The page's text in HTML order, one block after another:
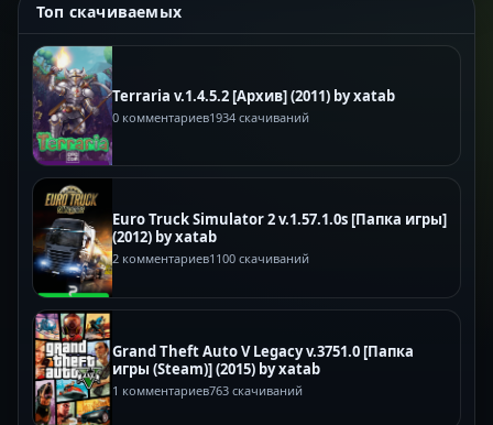
Топ скачиваемых
Terraria v.1.4.5.2 [Архив] (2011) by xatab
0 комментариев1934 скачиваний
Euro Truck Simulator 2 v.1.57.1.0s [Папка игры]
(2012) by xatab
2 комментариев1100 скачиваний
Grand Theft Auto V Legacy v.3751.0 [Папка
игры (Steam)] (2015) by xatab
1 комментариев763 скачиваний